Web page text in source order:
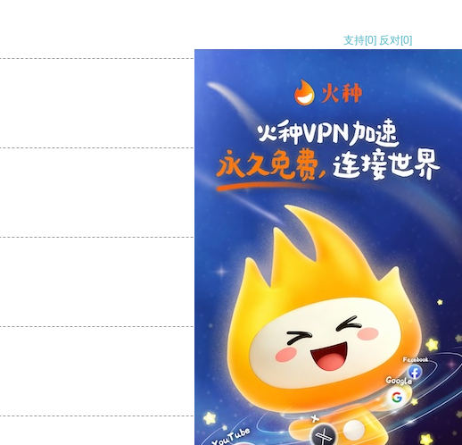
支持[0] 反对[0]
支持[0] 反对
支持
反对 [0]
支持[0] 反对[0]